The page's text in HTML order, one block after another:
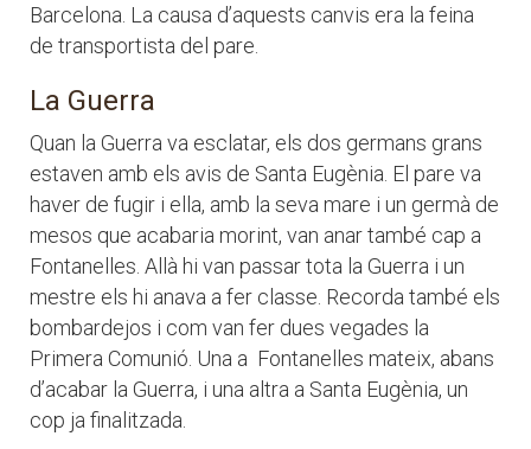
Barcelona. La causa d’aquests canvis era la feina
de transportista del pare.
La Guerra
Quan la Guerra va esclatar, els dos germans grans
estaven amb els avis de Santa Eugènia. El pare va
haver de fugir i ella, amb la seva mare i un germà de
mesos que acabaria morint, van anar també cap a
Fontanelles. Allà hi van passar tota la Guerra i un
mestre els hi anava a fer classe. Recorda també els
bombardejos i com van fer dues vegades la
Primera Comunió. Una a Fontanelles mateix, abans
d’acabar la Guerra, i una altra a Santa Eugènia, un
cop ja finalitzada.